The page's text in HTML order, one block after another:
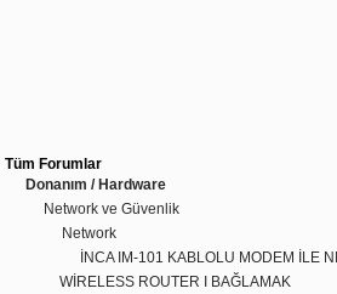
Tüm Forumlar
Donanım / Hardware
Network ve Güvenlik
Network
İNCA IM-101 KABLOLU MODEM İLE
WİRELESS ROUTER I BAĞLAMAK